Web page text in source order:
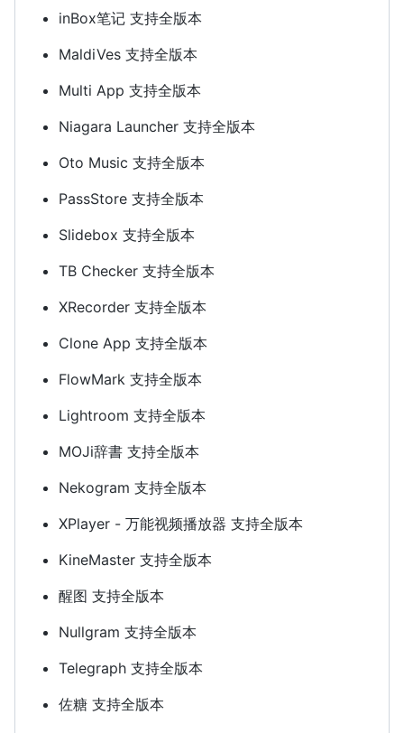
inBox笔记 支持全版本
MaldiVes 支持全版本
Multi App 支持全版本
Niagara Launcher 支持全版本
Oto Music 支持全版本
PassStore 支持全版本
Slidebox 支持全版本
TB Checker 支持全版本
XRecorder 支持全版本
Clone App 支持全版本
FlowMark 支持全版本
Lightroom 支持全版本
MOJi辞書 支持全版本
Nekogram 支持全版本
XPlayer - 万能视频播放器 支持全版本
KineMaster 支持全版本
醒图 支持全版本
Nullgram 支持全版本
Telegraph 支持全版本
佐糖 支持全版本